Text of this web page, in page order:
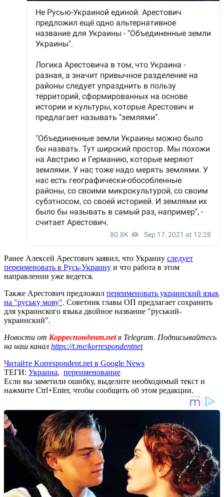
Ранее Алексей Арестович заявил, что Украину следует
переименовать в Русь-Украину и что работа в этом
направлении уже ведется.
Также Арестович предложил переименовать украинский язык
на "руську мову". Советник главы ОП предлагает сохранить
для украинского языка двойное название "руський-
украинский".
Новости от Корреспондент.netв Telegram. Подписывайтесь
на наш канал https://t.me/korrespondentnet
Читайте Korrespondent.net в Google News
ТЕГИ: Украина, переименование
Если вы заметили ошибку, выделите необходимый текст и
нажмите Ctrl+Enter, чтобы сообщить об этом редакции.